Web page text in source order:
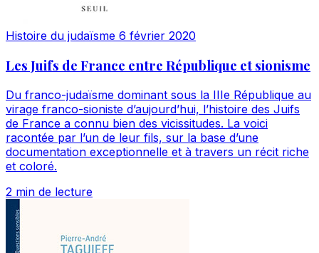
Histoire du judaïsme 6 février 2020
Les Juifs de France entre République et sionisme
Du franco-judaïsme dominant sous la IIIe République au
virage franco-sioniste d’aujourd’hui, l’histoire des Juifs
de France a connu bien des vicissitudes. La voici
racontée par l’un de leur fils, sur la base d’une
documentation exceptionnelle et à travers un récit riche
et coloré.
2 min de lecture